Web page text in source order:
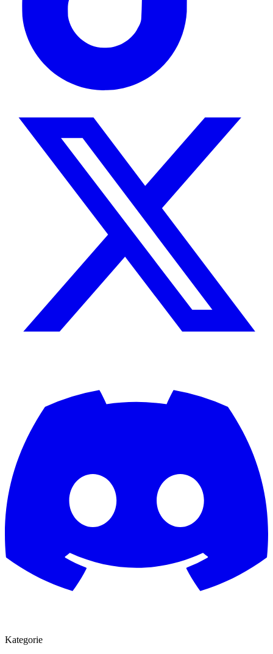
Kategorie